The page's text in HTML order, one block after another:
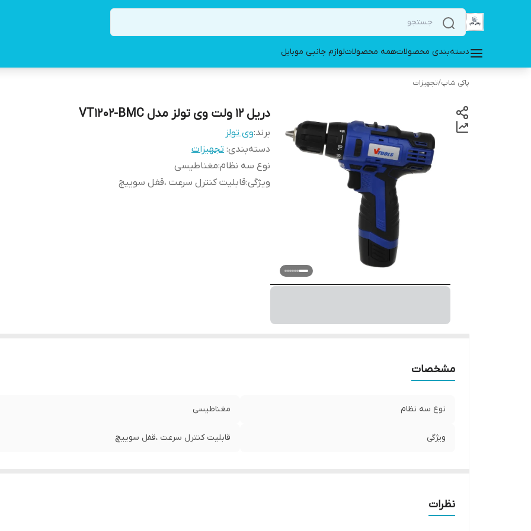
دسته‌بندی محصولاتهمه محصولاتلوازم جانبی موبایل
پاکی شاپ/تجهیزات
دریل 12 ولت وی تولز مدل VT1202-BMC
برند:وی تولز
دسته‌بندی: تجهیزات
نوع سه نظام:مغناطیسی
ویژگی:قابلیت کنترل سرعت ،قفل سوییچ
مشخصات
نوع سه نظام مغناطیسی
ویژگی قابلیت کنترل سرعت ،قفل سوییچ
نظرات